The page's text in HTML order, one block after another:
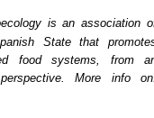
is an association
State that
food systems, from
More info